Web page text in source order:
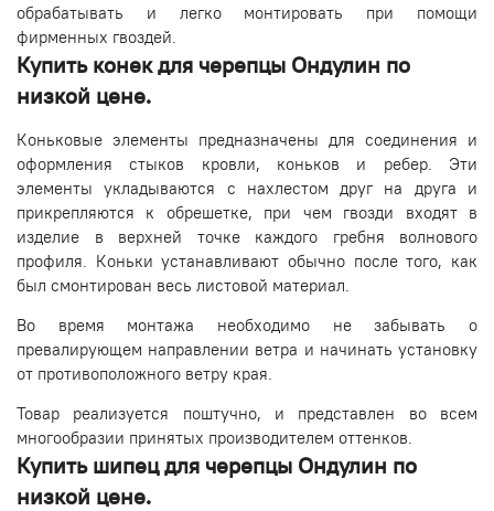
обрабатывать и легко монтировать при помощи
фирменных гвоздей.
Купить конек для черепцы Ондулин по
низкой цене.
Коньковые элементы предназначены для соединения и
оформления стыков кровли, коньков и ребер. Эти
элементы укладываются с нахлестом друг на друга и
прикрепляются к обрешетке, при чем гвозди входят в
изделие в верхней точке каждого гребня волнового
профиля. Коньки устанавливают обычно после того, как
был смонтирован весь листовой материал.
Во время монтажа необходимо не забывать о
превалирующем направлении ветра и начинать установку
от противоположного ветру края.
Товар реализуется поштучно, и представлен во всем
многообразии принятых производителем оттенков.
Купить шипец для черепцы Ондулин по
низкой цене.